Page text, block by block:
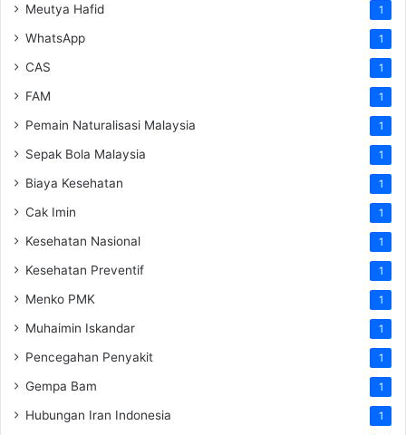
Meutya Hafid 1
WhatsApp 1
CAS 1
FAM 1
Pemain Naturalisasi Malaysia 1
Sepak Bola Malaysia 1
Biaya Kesehatan 1
Cak Imin 1
Kesehatan Nasional 1
Kesehatan Preventif 1
Menko PMK 1
Muhaimin Iskandar 1
Pencegahan Penyakit 1
Gempa Bam 1
Hubungan Iran Indonesia 1